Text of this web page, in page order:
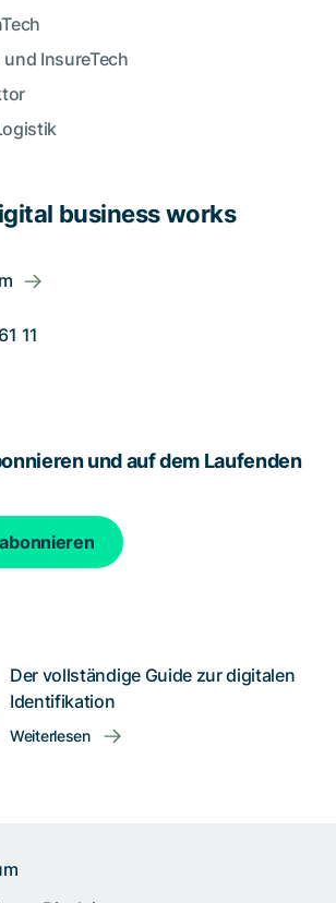
business works
11
InsureTech
und auf dem Laufenden
Der vollständige Guide zur digitalen
Identifikation
Weiterlesen